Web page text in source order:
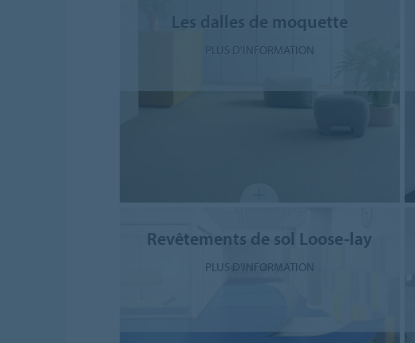
Les dalles de moquette
PLUS D'INFORMATION
Revêtements de sol Loose-lay
PLUS D'INFORMATION